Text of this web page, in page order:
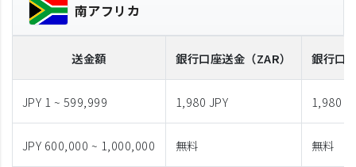
南アフリカ
送金額 銀行口座送金 （ZAR） 銀行口
JPY 1 ~ 599,999 1,980 JPY 1,980
JPY 600,000 ~ 1,000,000 無料 無料